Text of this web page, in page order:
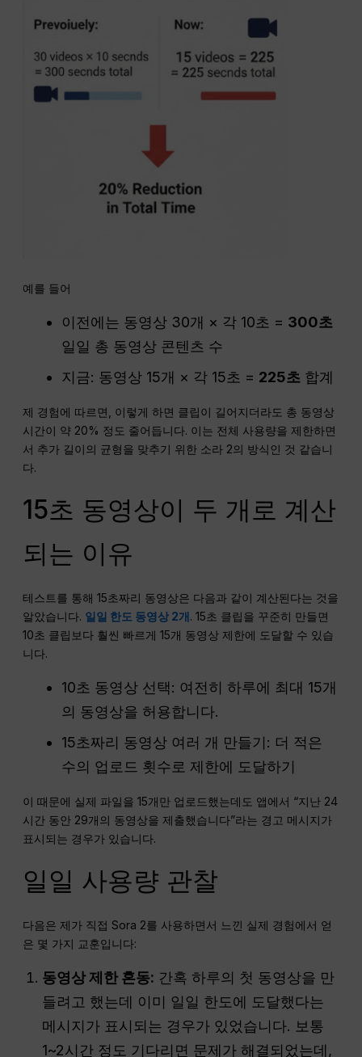
예를 들어
이전에는 동영상 30개 × 각 10초 = 300초
일일 총 동영상 콘텐츠 수
지금: 동영상 15개 × 각 15초 = 225초 합계
제 경험에 따르면, 이렇게 하면 클립이 길어지더라도 총 동영상
시간이 약 20% 정도 줄어듭니다. 이는 전체 사용량을 제한하면
서 추가 길이의 균형을 맞추기 위한 소라 2의 방식인 것 같습니
다.
15초 동영상이 두 개로 계산
되는 이유
테스트를 통해 15초짜리 동영상은 다음과 같이 계산된다는 것을
알았습니다. 일일 한도 동영상 2개. 15초 클립을 꾸준히 만들면
10초 클립보다 훨씬 빠르게 15개 동영상 제한에 도달할 수 있습
니다.
10초 동영상 선택: 여전히 하루에 최대 15개
의 동영상을 허용합니다.
15초짜리 동영상 여러 개 만들기: 더 적은
수의 업로드 횟수로 제한에 도달하기
이 때문에 실제 파일을 15개만 업로드했는데도 앱에서 “지난 24
시간 동안 29개의 동영상을 제출했습니다”라는 경고 메시지가
표시되는 경우가 있습니다.
일일 사용량 관찰
다음은 제가 직접 Sora 2를 사용하면서 느낀 실제 경험에서 얻
은 몇 가지 교훈입니다:
동영상 제한 혼동: 간혹 하루의 첫 동영상을 만
들려고 했는데 이미 일일 한도에 도달했다는
메시지가 표시되는 경우가 있었습니다. 보통
1~2시간 정도 기다리면 문제가 해결되었는데,